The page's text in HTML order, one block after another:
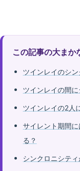
この記事の大まか
ツインレイのシ
ツインレイの間
ツインレイの2人
サイレント期間
る？
シンクロニシテ